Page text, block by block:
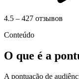
4.5 – 427 отзывов
Conteúdo
O que é a
A pontuação de